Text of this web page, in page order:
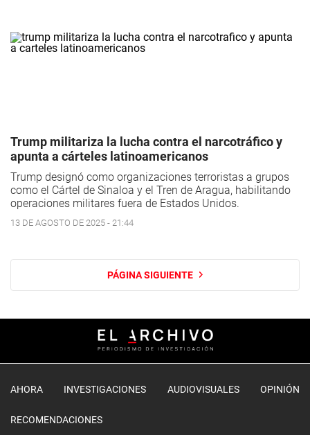
Trump militariza la lucha contra el narcotráfico y
apunta a cárteles latinoamericanos
Trump designó como organizaciones terroristas a grupos
como el Cártel de Sinaloa y el Tren de Aragua, habilitando
operaciones militares fuera de Estados Unidos.
13 DE AGOSTO DE 2025 - 21:44
PÁGINA SIGUIENTE
AHORA INVESTIGACIONES AUDIOVISUALES OPINIÓN
RECOMENDACIONES